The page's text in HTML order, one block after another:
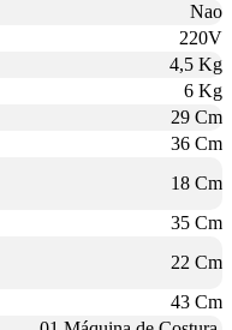
Nao
220V
4,5 Kg
6 Kg
29 Cm
36 Cm
18 Cm
35 Cm
22 Cm
43 Cm